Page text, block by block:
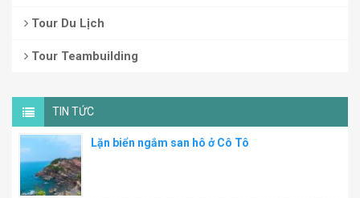
Tour Du Lịch
Tour Teambuilding
TIN TỨC
Lặn biển ngắm san hô ở Cô Tô